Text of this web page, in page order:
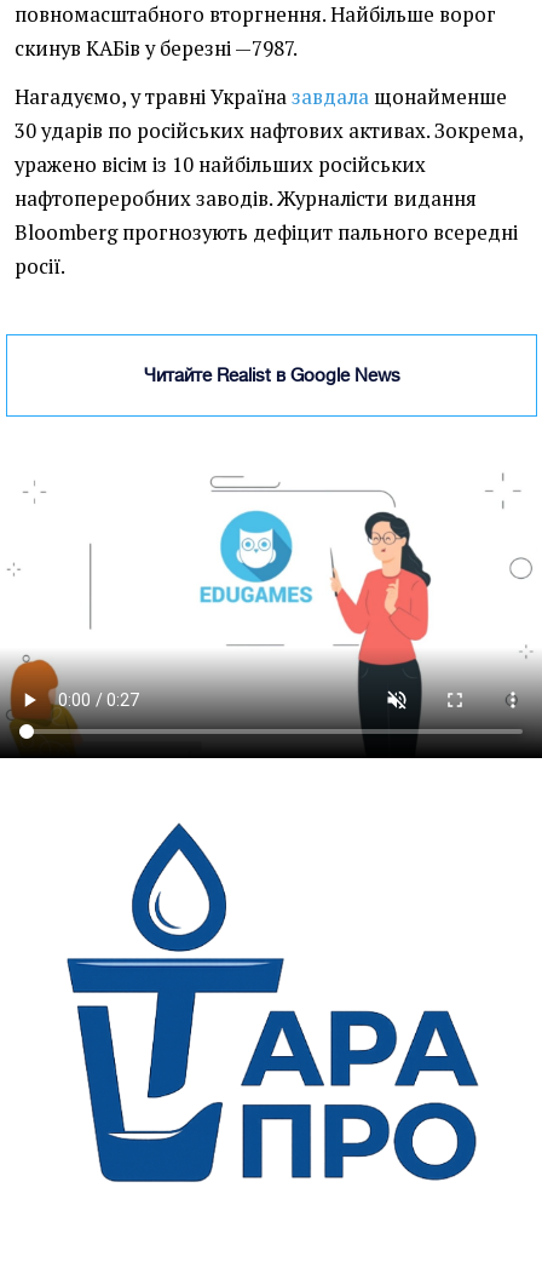
повномасштабного вторгнення. Найбільше ворог
скинув КАБів у березні —7987.
Нагадуємо, у травні Україназавдала щонайменше
30 ударів по російських нафтових активах. Зокрема,
уражено вісім із 10 найбільших російських
нафтопереробних заводів. Журналісти видання
Bloomberg прогнозують дефіцит пального всередні
росії.
Читайте Realist в Google News